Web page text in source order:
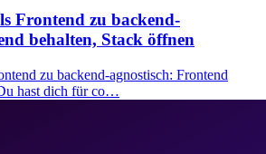
Frontend zu backend-
behalten, Stack öffnen
zu backend-agnostisch: Frontend
hast dich für co…